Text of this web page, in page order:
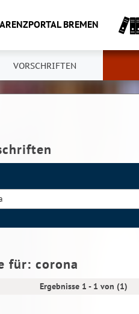
BREMEN
VORSCHRIFTEN
für: corona
Ergebnisse 1 - 1 von (1)